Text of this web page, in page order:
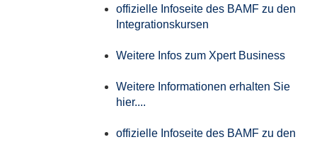
offizielle Infoseite des BAMF zu den
Integrationskursen
Weitere Infos zum Xpert Business
Weitere Informationen erhalten Sie
hier....
offizielle Infoseite des BAMF zu den